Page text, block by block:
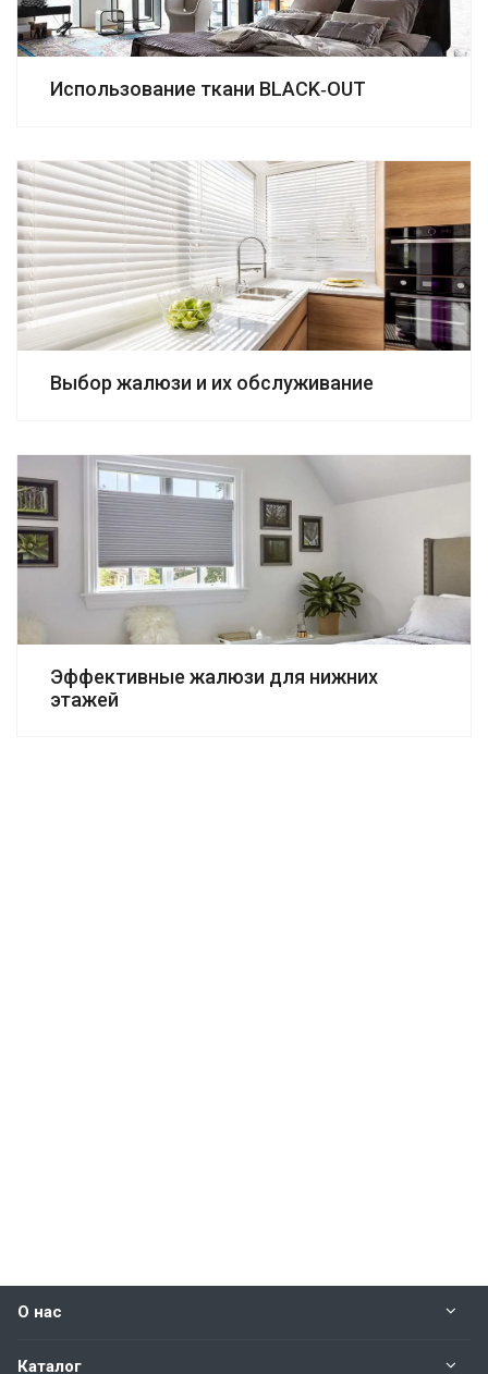
Использование ткани BLACK-OUT
Выбор жалюзи и их обслуживание
Эффективные жалюзи для нижних
этажей
О нас
Каталог